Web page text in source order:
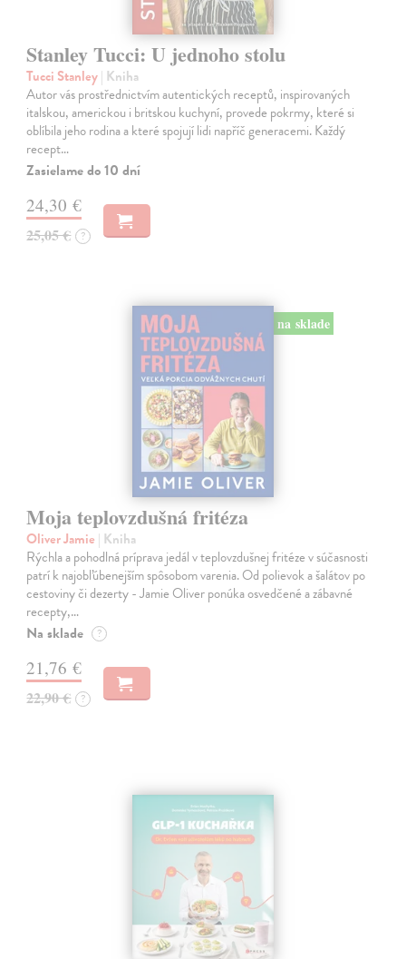
Stanley Tucci: U jednoho stolu
Tucci Stanley| Kniha
Autor vás prostřednictvím autentických receptů, inspirovaných
italskou, americkou i britskou kuchyní, provede pokrmy, které si
oblíbila jeho rodina a které spojují lidi napříč generacemi. Každý
recept…
Zasielame do 10 dní
24,30 €
25,05 € ?
na sklade
Moja teplovzdušná fritéza
Oliver Jamie | Kniha
Rýchla a pohodlná príprava jedál v teplovzdušnej fritéze v súčasnosti
patrí k najobľúbenejším spôsobom varenia. Od polievok a šalátov po
cestoviny či dezerty - Jamie Oliver ponúka osvedčené a zábavné
recepty,…
Na sklade ?
21,76 €
22,90 € ?